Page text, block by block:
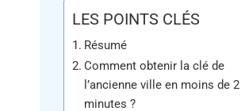
LES POINTS CLÉS
Résumé
Comment obtenir la clé de
l’ancienne ville en moins de 2
minutes ?